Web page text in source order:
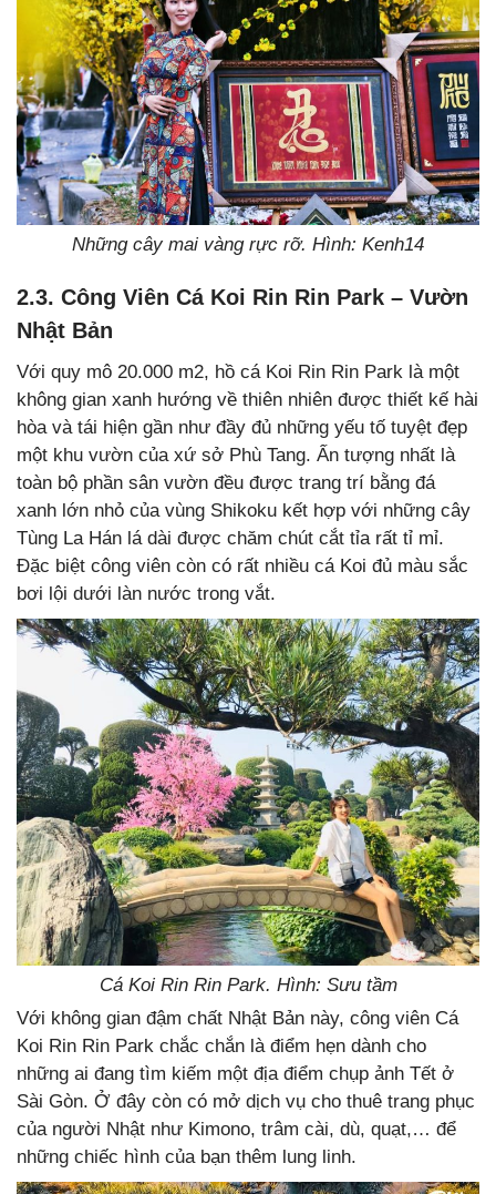
Những cây mai vàng rực rỡ. Hình: Kenh14
2.3. Công Viên Cá Koi Rin Rin Park – Vườn
Nhật Bản
Với quy mô 20.000 m2, hồ cá Koi Rin Rin Park là một
không gian xanh hướng về thiên nhiên được thiết kế hài
hòa và tái hiện gần như đầy đủ những yếu tố tuyệt đẹp
một khu vườn của xứ sở Phù Tang. Ấn tượng nhất là
toàn bộ phần sân vườn đều được trang trí bằng đá
xanh lớn nhỏ của vùng Shikoku kết hợp với những cây
Tùng La Hán lá dài được chăm chút cắt tỉa rất tỉ mỉ.
Đặc biệt công viên còn có rất nhiều cá Koi đủ màu sắc
bơi lội dưới làn nước trong vắt.
Cá Koi Rin Rin Park. Hình: Sưu tầm
Với không gian đậm chất Nhật Bản này, công viên Cá
Koi Rin Rin Park chắc chắn là điểm hẹn dành cho
những ai đang tìm kiếm một địa điểm chụp ảnh Tết ở
Sài Gòn. Ở đây còn có mở dịch vụ cho thuê trang phục
của người Nhật như Kimono, trâm cài, dù, quạt,… để
những chiếc hình của bạn thêm lung linh.